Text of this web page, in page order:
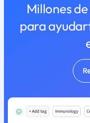
Millones
para
+ Add tag Immunology